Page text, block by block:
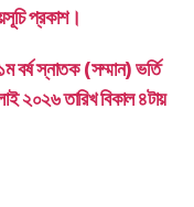
প্রকাশ।
বর্ষ স্নাতক (সম্মান) ভর্তি
২০২৬ তারিখ বিকাল ৪টায়